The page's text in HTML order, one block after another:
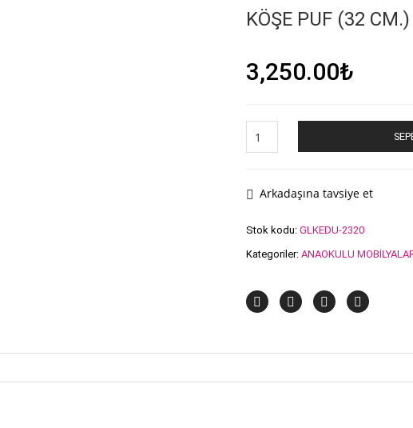
KÖŞE PUF (32 CM.)
3,250.00₺
PUF
adetArkadaşına tavsiye et
Stok kodu: GLKEDU-2320
Kategoriler: ANAOKULU